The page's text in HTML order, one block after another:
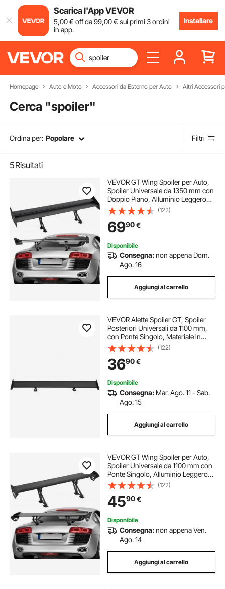
Scarica l'App VEVOR
5,00€ off da99,00€ sui primi 3 ordini
in app.
Installare
Homepage Auto e Moto Accessori da Esterno per Auto Altri Accessori
Cerca "spoiler"
Ordina per: Popolare Filtri
5Risultati
VEVOR GT Wing Spoiler per Auto,
Spoiler Universale da 1350 mm con
Doppio Piano, Alluminio Leggero
Regolabile, Spoiler Posteriore, Ala
Spoiler Posteriore per Auto, Spoiler
da Corsa BGW/JDM Drift Nero
(122)
6990€
Disponibile
Consegna:non appena Dom.
Ago. 16
Aggiungi al carrello
VEVOR Alette Spoiler GT, Spoiler
Posteriori Universali da 1100 mm,
con Ponte Singolo, Materiale in
Lega di Alluminio Regolabile,
Spoiler Posteriori per Auto, Spoiler
Drift Racing BGW/JDM, Nero
(122)
3690€
Disponibile
Consegna: Mar. Ago. 11 - Sab.
Ago. 15
Aggiungi al carrello
VEVOR GT Wing Spoiler per Auto,
Spoiler Universale da 1100 mm con
Ponte Singolo, Alluminio Leggero
Regolabile, Ala Spoiler Posteriore,
Spoiler Posteriore per Auto, Spoiler
da Corsa BGW/JDM Drift Nero
(122)
4590€
Disponibile
Consegna:non appena Ven.
Ago. 14
Aggiungi al carrello